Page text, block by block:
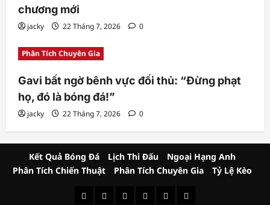
chương mới
jacky 22 Tháng 7, 2026 0
Phân Tích Chuyên Gia
Gavi bất ngờ bênh vực đối thủ: “Đừng phạt
họ, đó là bóng đá!”
jacky 22 Tháng 7, 2026 0
Kết Quả Bóng Đá Lịch Thi Đấu
Ngoại Hạng Anh
Phân Tích Chiến Thuật
Phân Tích Chuyên Gia Tỷ Lệ Kèo
Kết Lịch Ngoại Phân Phân Tỷ